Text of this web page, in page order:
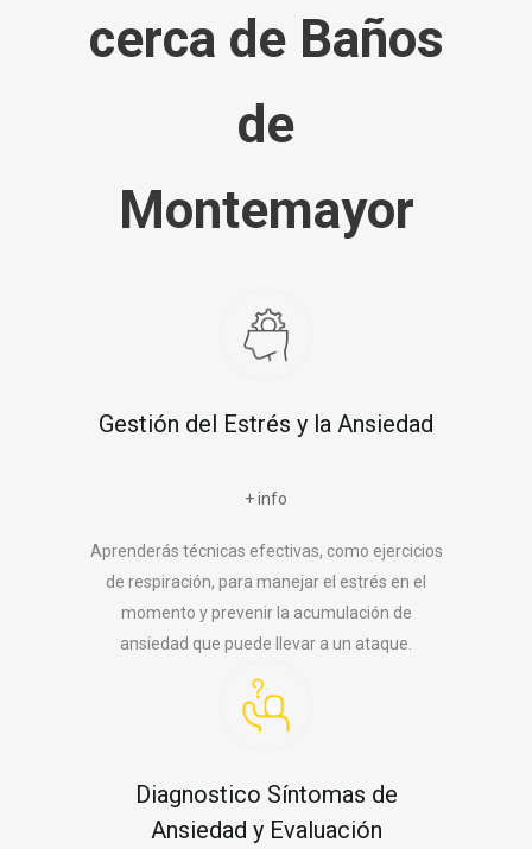
cerca de Baños
de
Montemayor
Gestión del Estrés y la Ansiedad
+ info
Aprenderás técnicas efectivas, como ejercicios
de respiración, para manejar el estrés en el
momento y prevenir la acumulación de
ansiedad que puede llevar a un ataque.
Diagnostico Síntomas de
Ansiedad y Evaluación